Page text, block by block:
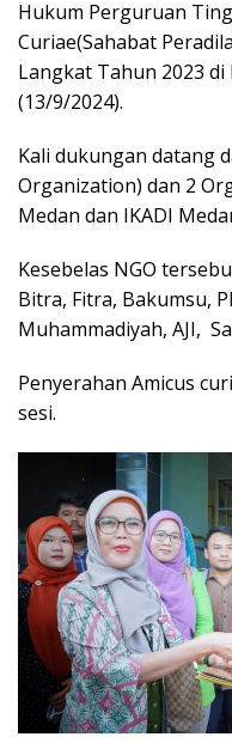
Hukum Perguruan
Curiae(Sahabat
Langkat Tahun 2023 di
(13/9/2024).
Kali dukungan datang
Organization) dan 2
Medan dan IKADI
Kesebelas NGO
Bitra, Fitra, Bakumsu,
Muhammadiyah, AJI,
Penyerahan Amicus
sesi.